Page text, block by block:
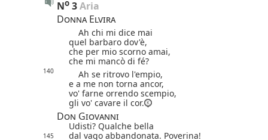
No 3 Aria
Donna Elvira
Ah chi mi dice mai
quel barbaro dov'è,
che per mio scorno amai,
che mi mancò di fé?
140
Ah se ritrovo l'empio,
e a me non torna ancor,
vo' farne orrendo scempio,
gli vo' cavare il cor.
Don Giovanni
Udisti? Qualche bella
145
dal vago abbandonata. Poverina!